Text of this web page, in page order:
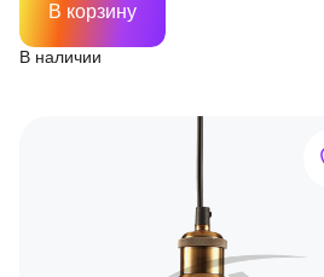
В наличии
В корзину